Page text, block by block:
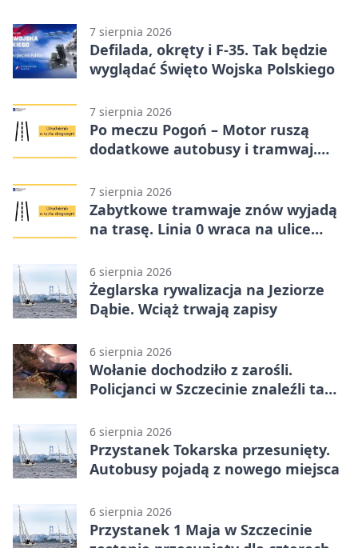
7 sierpnia 2026
Defilada, okręty i F-35. Tak będzie
wyglądać Święto Wojska Polskiego
7 sierpnia 2026
Po meczu Pogoń – Motor ruszą
dodatkowe autobusy i tramwaj.
7 sierpnia 2026
Zabytkowe tramwaje znów wyjadą
na trasę. Linia 0 wraca na ulice
6 sierpnia 2026
Żeglarska rywalizacja na Jeziorze
Dąbie. Wciąż trwają zapisy
6 sierpnia 2026
Wołanie dochodziło z zarośli.
Policjanci w Szczecinie znaleźli tam
6 sierpnia 2026
Przystanek Tokarska przesunięty.
Autobusy pojadą z nowego miejsca
6 sierpnia 2026
Przystanek 1 Maja w Szczecinie